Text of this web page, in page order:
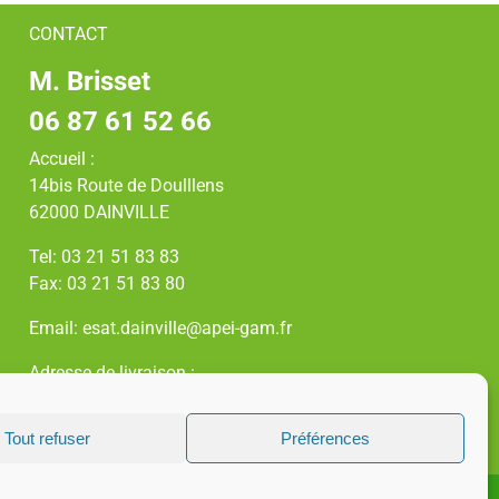
Tout refuser Préférences
CONTACT
M. Brisset
06 87 61 52 66
Accueil :
14bis Route de Doulllens
62000 DAINVILLE
Tel: 03 21 51 83 83
Fax: 03 21 51 83 80
Email: esat.dainville@apei-gam.fr
Adresse de livraison :